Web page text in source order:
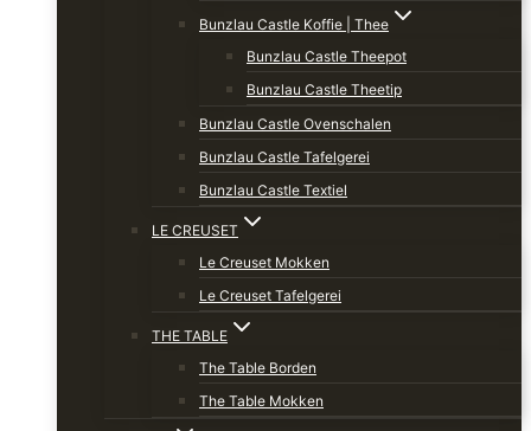
Bunzlau Castle Koffie | Thee
Bunzlau Castle Theepot
Bunzlau Castle Theetip
Bunzlau Castle Ovenschalen
Bunzlau Castle Tafelgerei
Bunzlau Castle Textiel
LE CREUSET
Le Creuset Mokken
Le Creuset Tafelgerei
THE TABLE
The Table Borden
The Table Mokken